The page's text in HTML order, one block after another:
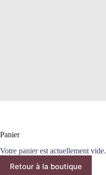
Panier
Votre panier est actuellement vide.
Retour à la boutique